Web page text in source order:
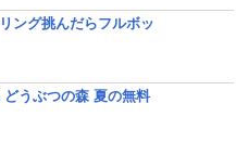
ング挑んだらフルボッ
うぶつの森 夏の無料